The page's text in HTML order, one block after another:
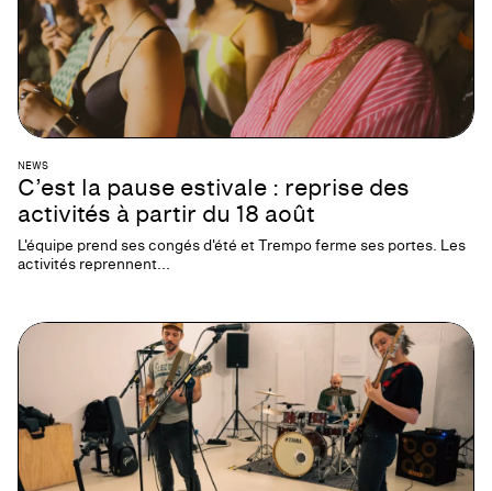
NEWS
C’est la pause estivale : reprise des
activités à partir du 18 août
L'équipe prend ses congés d'été et Trempo ferme ses portes. Les
activités reprennent...